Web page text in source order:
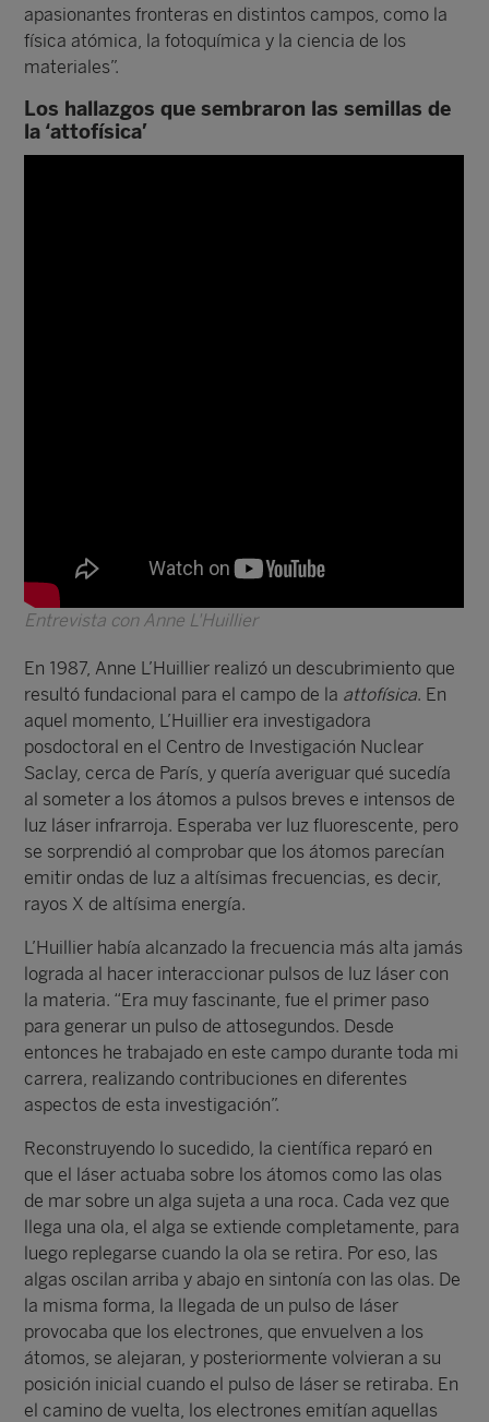
apasionantes fronteras en distintos campos, como la
física atómica, la fotoquímica y la ciencia de los
materiales”.
Los hallazgos que sembraron las semillas de
la ‘attofísica’
Entrevista con Anne L'Huillier
En 1987, Anne L’Huillier realizó un descubrimiento que
resultó fundacional para el campo de la attofísica. En
aquel momento, L’Huillier era investigadora
posdoctoral en el Centro de Investigación Nuclear
Saclay, cerca de París, y quería averiguar qué sucedía
al someter a los átomos a pulsos breves e intensos de
luz láser infrarroja. Esperaba ver luz fluorescente, pero
se sorprendió al comprobar que los átomos parecían
emitir ondas de luz a altísimas frecuencias, es decir,
rayos X de altísima energía.
L’Huillier había alcanzado la frecuencia más alta jamás
lograda al hacer interaccionar pulsos de luz láser con
la materia. “Era muy fascinante, fue el primer paso
para generar un pulso de attosegundos. Desde
entonces he trabajado en este campo durante toda mi
carrera, realizando contribuciones en diferentes
aspectos de esta investigación”.
Reconstruyendo lo sucedido, la científica reparó en
que el láser actuaba sobre los átomos como las olas
de mar sobre un alga sujeta a una roca. Cada vez que
llega una ola, el alga se extiende completamente, para
luego replegarse cuando la ola se retira. Por eso, las
algas oscilan arriba y abajo en sintonía con las olas. De
la misma forma, la llegada de un pulso de láser
provocaba que los electrones, que envuelven a los
átomos, se alejaran, y posteriormente volvieran a su
posición inicial cuando el pulso de láser se retiraba. En
el camino de vuelta, los electrones emitían aquellas